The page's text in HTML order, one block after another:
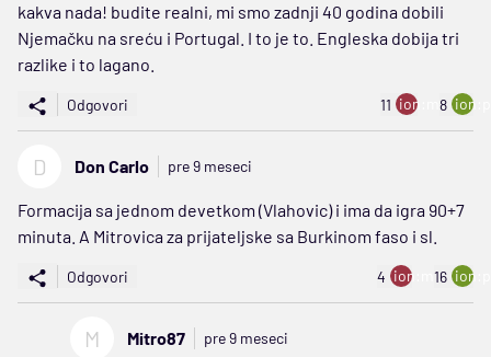
kakva nada! budite realni, mi smo zadnji 40 godina dobili
Njemačku na sreću i Portugal. I to je to. Engleska dobija tri
razlike i to lagano.
Odgovori 11 ion:minus
8
D Don Carlo pre 9 meseci
Formacija sa jednom devetkom (Vlahovic) i ima da igra 90+7
minuta. A Mitrovica za prijateljske sa Burkinom faso i sl.
Odgovori 4 ion:minus
16
M Mitro87 pre 9 meseci